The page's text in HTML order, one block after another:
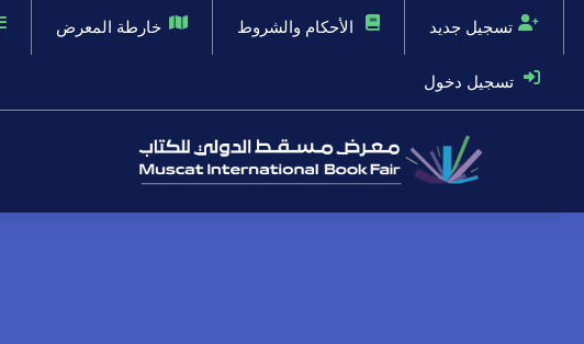
خارطة المعرض الأحكام والشروط تسجيل جديد
تسجيل دخول